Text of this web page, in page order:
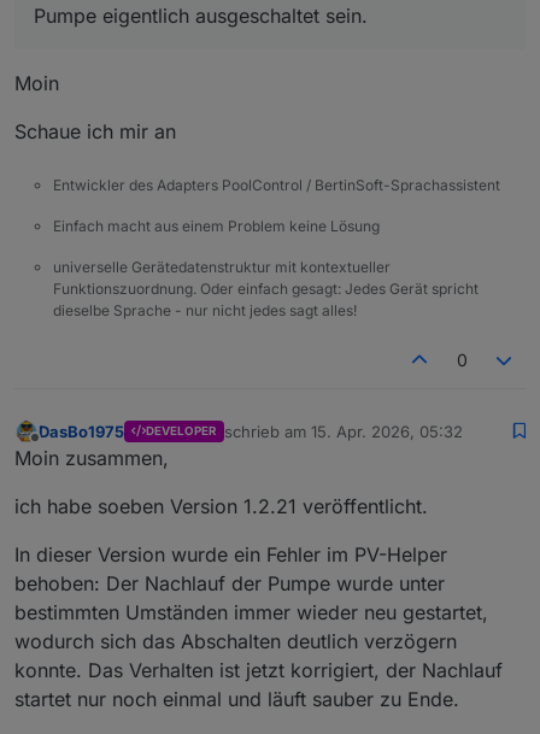
Pumpe eigentlich ausgeschaltet sein.
Moin
Schaue ich mir an
Entwickler des Adapters PoolControl / BertinSoft-Sprachassistent
Einfach macht aus einem Problem keine Lösung
universelle Gerätedatenstruktur mit kontextueller
Funktionszuordnung. Oder einfach gesagt: Jedes Gerät spricht
dieselbe Sprache - nur nicht jedes sagt alles!
0
Offline
DasBo1975 DEVELOPER schrieb am 15. Apr. 2026, 05:32
zuletzt editiert von
Moin zusammen,
ich habe soeben Version 1.2.21 veröffentlicht.
In dieser Version wurde ein Fehler im PV-Helper
behoben: Der Nachlauf der Pumpe wurde unter
bestimmten Umständen immer wieder neu gestartet,
wodurch sich das Abschalten deutlich verzögern
konnte. Das Verhalten ist jetzt korrigiert, der Nachlauf
startet nur noch einmal und läuft sauber zu Ende.